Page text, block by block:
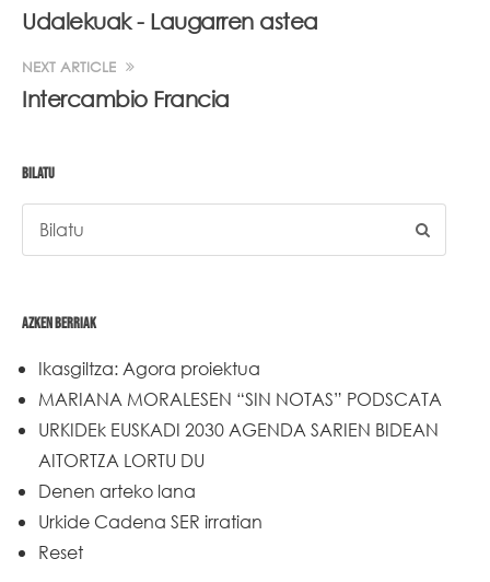
Udalekuak - Laugarren astea
NEXT ARTICLE
Intercambio Francia
BILATU
AZKEN BERRIAK
Ikasgiltza: Agora proiektua
MARIANA MORALESEN “SIN NOTAS” PODSCATA
URKIDEk EUSKADI 2030 AGENDA SARIEN BIDEAN
AITORTZA LORTU DU
Denen arteko lana
Urkide Cadena SER irratian
Reset